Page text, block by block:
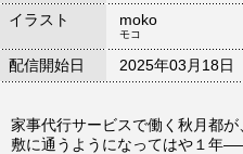
イラスト moko
モコ
配信開始日 2025年03月18日
家事代行サービスで働く秋月都
敷に通うようになってはや１年